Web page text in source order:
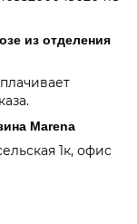
из отделения
Marena
1к, офис